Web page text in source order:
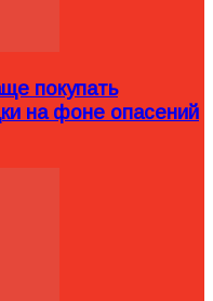
покупать
на фоне опасений